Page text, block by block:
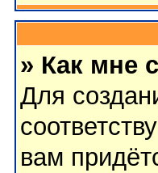
» Как мне
Для
вам